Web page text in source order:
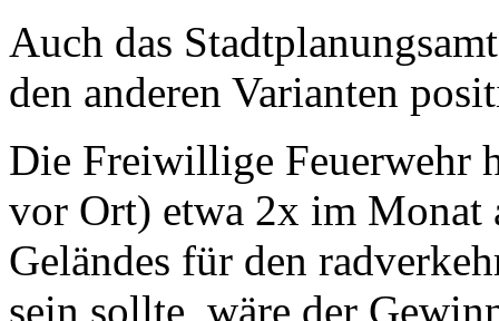
Auch das
den anderen Varianten
Die Freiwillige Feuerwehr
vor Ort) etwa 2x im Monat
Geländes für den
sein sollte, wäre der